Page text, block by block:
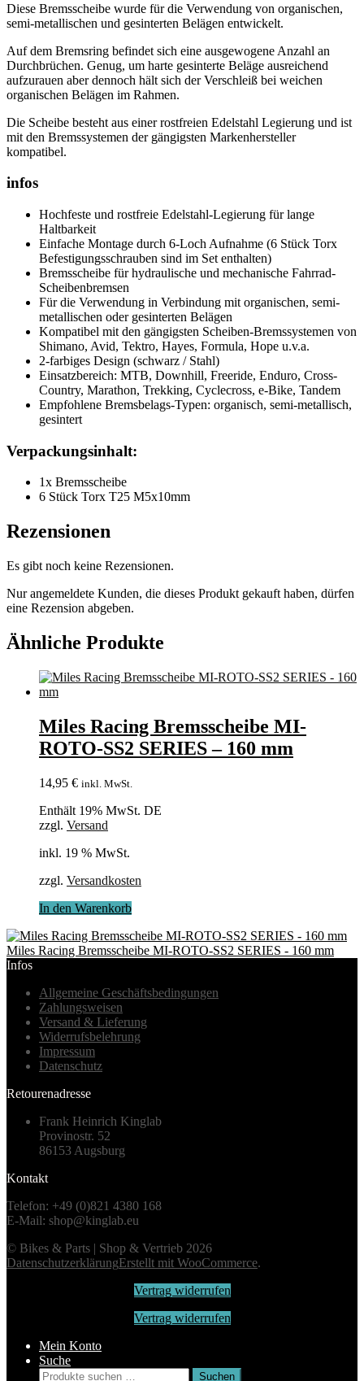
Diese Bremsscheibe wurde für die Verwendung von organischen,
semi-metallischen und gesinterten Belägen entwickelt.
Auf dem Bremsring befindet sich eine ausgewogene Anzahl an
Durchbrüchen. Genug, um harte gesinterte Beläge ausreichend
aufzurauen aber dennoch hält sich der Verschleiß bei weichen
organischen Belägen im Rahmen.
Die Scheibe besteht aus einer rostfreien Edelstahl Legierung und ist
mit den Bremssystemen der gängigsten Markenhersteller
kompatibel.
infos
Hochfeste und rostfreie Edelstahl-Legierung für lange
Haltbarkeit
Einfache Montage durch 6-Loch Aufnahme (6 Stück Torx
Befestigungsschrauben sind im Set enthalten)
Bremsscheibe für hydraulische und mechanische Fahrrad-
Scheibenbremsen
Für die Verwendung in Verbindung mit organischen, semi-
metallischen oder gesinterten Belägen
Kompatibel mit den gängigsten Scheiben-Bremssystemen von
Shimano, Avid, Tektro, Hayes, Formula, Hope u.v.a.
2-farbiges Design (schwarz / Stahl)
Einsatzbereich: MTB, Downhill, Freeride, Enduro, Cross-
Country, Marathon, Trekking, Cyclecross, e-Bike, Tandem
Empfohlene Bremsbelags-Typen: organisch, semi-metallisch,
gesintert
Verpackungsinhalt:
1x Bremsscheibe
6 Stück Torx T25 M5x10mm
Rezensionen
Es gibt noch keine Rezensionen.
Nur angemeldete Kunden, die dieses Produkt gekauft haben, dürfen
eine Rezension abgeben.
Ähnliche Produkte
Miles Racing Bremsscheibe MI-
ROTO-SS2 SERIES – 160 mm
14,95 € inkl. MwSt.
Enthält 19% MwSt. DE
zzgl. Versand
inkl. 19 % MwSt.
zzgl. Versandkosten
In den Warenkorb
Miles Racing Bremsscheibe MI-ROTO-SS2 SERIES - 160 mm
Infos
Allgemeine Geschäftsbedingungen
Zahlungsweisen
Versand & Lieferung
Widerrufsbelehrung
Impressum
Datenschutz
Retourenadresse
Frank Heinrich Kinglab
Provinostr. 52
86153 Augsburg
Kontakt
Telefon: +49 (0)821 4380 168
E-Mail: shop@kinglab.eu
© Bikes & Parts | Shop & Vertrieb 2026
DatenschutzerklärungErstellt mit WooCommerce.
Vertrag widerrufen
Vertrag widerrufen
Mein Konto
Suche
Suchen
Suchen